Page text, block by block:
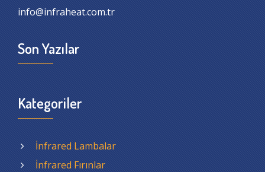
info@infraheat.com.tr
Son Yazılar
Kategoriler
İnfrared Lambalar
İnfrared Fırınlar